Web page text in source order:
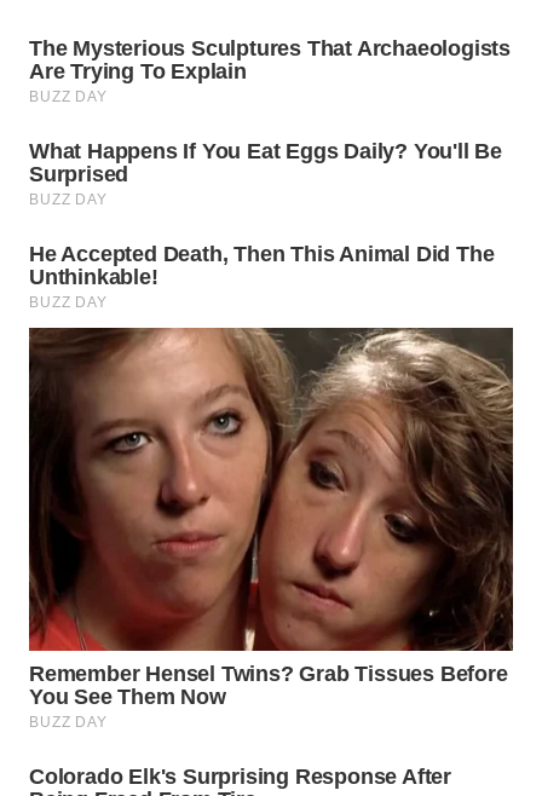
WN
KARO
WN
SIMALUNGUN
WN
LABUHANBATU
WN
TAPANULI
WN DELI
SERDANG
TEBING
TINGGI
WN
PAKPAK
KARAWANG